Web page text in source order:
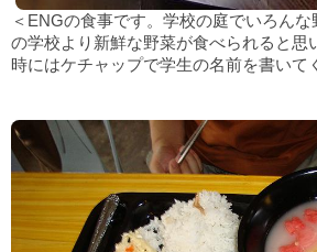
＜ENGの食事です。学校の庭でいろん
の学校より新鮮な野菜が食べられると思
時にはケチャップで学生の名前を書いて